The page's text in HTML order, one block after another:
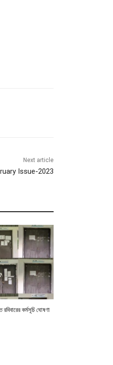
Next article
Issue-2023
রবিবারের কর্মসূচি ঘোষণা